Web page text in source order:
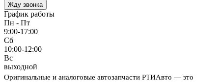
Жду звонка
График работы
Пн - Пт
9:00-17:00
Сб
10:00-12:00
Вс
выходной
Оригинальные и аналоговые автозапчасти РТИАвто — это